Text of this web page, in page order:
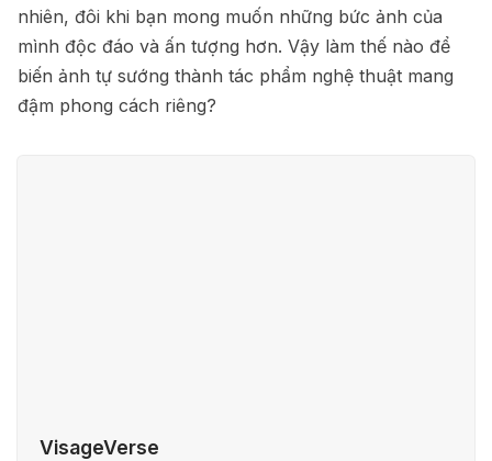
nhiên, đôi khi bạn mong muốn những bức ảnh của
mình độc đáo và ấn tượng hơn. Vậy làm thế nào để
biến ảnh tự sướng thành tác phẩm nghệ thuật mang
đậm phong cách riêng?
VisageVerse